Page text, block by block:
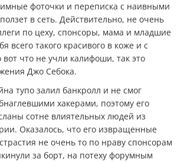
фоточки и переписка с наивными
в сеть. Действительно, не очень
по цеху, спонсоры, мама и младшие
всего такого красивого в коже и с
вот что не учли калифоши, так это
Джо Себока.
тупо залил банкролл и не смог
хакерами, поэтому его
сотне влиятельных людей из
Оказалось, что его извращенные
не очень то по нраву спонсорам
за борт, на потеху форумным